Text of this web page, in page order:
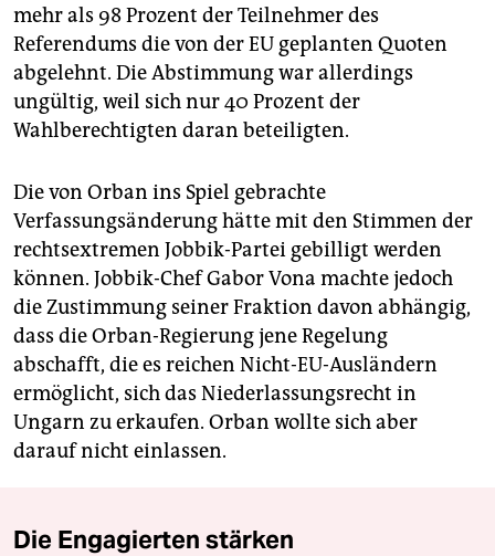
mehr als 98 Prozent der Teilnehmer des
Referendums die von der EU geplanten Quoten
abgelehnt. Die Abstimmung war allerdings
ungültig, weil sich nur 40 Prozent der
Wahlberechtigten daran beteiligten.
Die von Orban ins Spiel gebrachte
Verfassungsänderung hätte mit den Stimmen der
rechtsextremen Jobbik-Partei gebilligt werden
können. Jobbik-Chef Gabor Vona machte jedoch
die Zustimmung seiner Fraktion davon abhängig,
dass die Orban-Regierung jene Regelung
abschafft, die es reichen Nicht-EU-Ausländern
ermöglicht, sich das Niederlassungsrecht in
Ungarn zu erkaufen. Orban wollte sich aber
darauf nicht einlassen.
Die Engagierten stärken